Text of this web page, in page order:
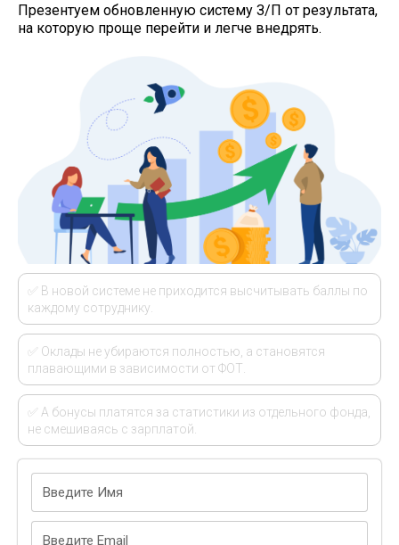
Презентуем обновленную систему З/П от результата,
на которую проще перейти и легче внедрять.
✅ В новой системе не приходится высчитывать баллы по
каждому сотруднику.
✅ Оклады не убираются полностью, а становятся
плавающими в зависимости от ФОТ.
✅ А бонусы платятся за статистики из отдельного фонда,
не смешиваясь с зарплатой.